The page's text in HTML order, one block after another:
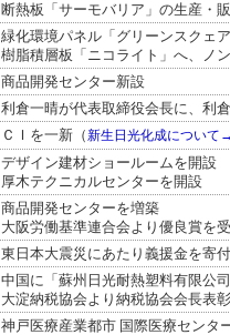
断熱板「サーモバリア」の生産・
緑化環境パネル「グリーンスクェ
樹脂積層板「ニコライト」へ、ノ
商品開発センター新設
利倉一晴が代表取締役会長に、利
ＣＩを一新（新生日光化成について
デザイン建材ショールームを開設
厚木テクニカルセンターを開設
商品開発センターを増築
大阪労働基準連合会より優良賞を
東日本大震災にあたり義援金を寄付
中国に「蘇州日光耐熱塑料有限公
大淀納税協会より納税協会会長表
神戸医療産業都市 国際医療センタ